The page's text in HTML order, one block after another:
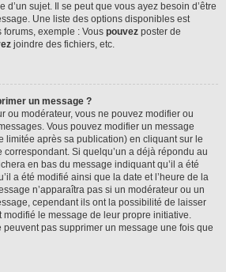
sujet. Il se peut que vous ayez besoin d’être
Une liste des options disponibles est
exemple : Vous pouvez poster de
joindre des fichiers, etc.
un message ?
ou modérateur, vous ne pouvez modifier ou
Vous pouvez modifier un message
limitée après sa publication) en cliquant sur le
Si quelqu’un a déjà répondu au
en bas du message indiquant qu’il a été
a été modifié ainsi que la date et l’heure de la
n’apparaîtra pas si un modérateur ou un
cependant ils ont la possibilité de laisser
modifié le message de leur propre initiative.
peuvent pas supprimer un message une fois que